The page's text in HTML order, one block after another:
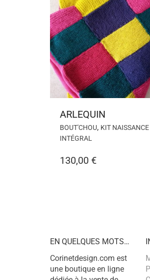
ARLEQUIN
BOUT'CHOU, KIT NAISSANCE
INTÉGRAL
130,00 €
EN QUELQUES MOTS…
Corinetdesign.com est
une boutique en ligne